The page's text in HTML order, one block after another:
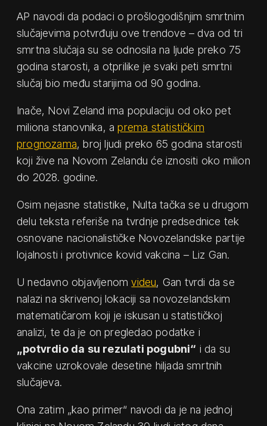
AP navodi da podaci o prošlogodišnjim smrtnim
slučajevima potvrđuju ove trendove – dva od tri
smrtna slučaja su se odnosila na ljude preko 75
godina starosti, a otprilike je svaki peti smrtni
slučaj bio među starijima od 90 godina.
Inače, Novi Zeland ima populaciju od oko pet
miliona stanovnika, aprema statističkim
prognozama, broj ljudi preko 65 godina starosti
koji žive na Novom Zelandu će iznositi oko milion
do 2028. godine.
Osim nejasne statistike, Nulta tačka se u drugom
delu teksta referiše na tvrdnje predsednice tek
osnovane nacionalističke Novozelandske partije
lojalnosti i protivnice kovid vakcina – Liz Gan.
U nedavno objavljenomvideu, Gan tvrdi da se
nalazi na skrivenoj lokaciji sa novozelandskim
matematičarom koji je iskusan u statističkoj
analizi, te da je on pregledao podatke i
„potvrdio da su rezulati pogubni“ i da su
vakcine uzrokovale desetine hiljada smrtnih
slučajeva.
Ona zatim „kao primer“ navodi da je na jednoj